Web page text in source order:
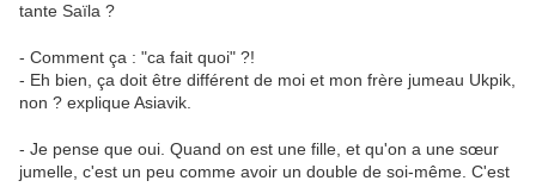
tante Saïla ?
- Comment ça : "ca fait quoi" ?!
- Eh bien, ça doit être différent de moi et mon frère jumeau Ukpik,
non ? explique Asiavik.
- Je pense que oui. Quand on est une fille, et qu'on a une sœur
jumelle, c'est un peu comme avoir un double de soi-même. C'est